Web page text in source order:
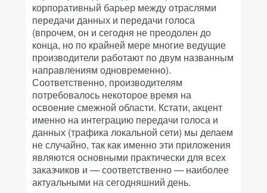
корпоративный барьер между отраслями
передачи данных и передачи голоса
(впрочем, он и сегодня не преодолен до
конца, но по крайней мере многие ведущие
производители работают по двум названным
направлениям одновременно).
Соответственно, производителям
потребовалось некоторое время на
освоение смежной области. Кстати, акцент
именно на интеграцию передачи голоса и
данных (трафика локальной сети) мы делаем
не случайно, так как именно эти приложения
являются основными практически для всех
заказчиков и — соответственно — наиболее
актуальными на сегодняшний день.